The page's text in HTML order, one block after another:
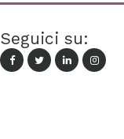
Seguici su: